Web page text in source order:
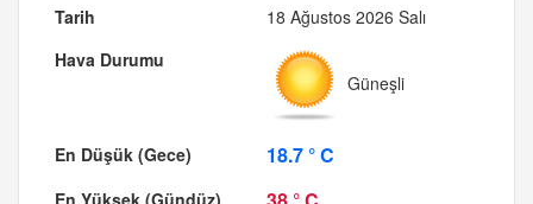
18 Ağustos 2026 Salı
Güneşli
18.7 ° C